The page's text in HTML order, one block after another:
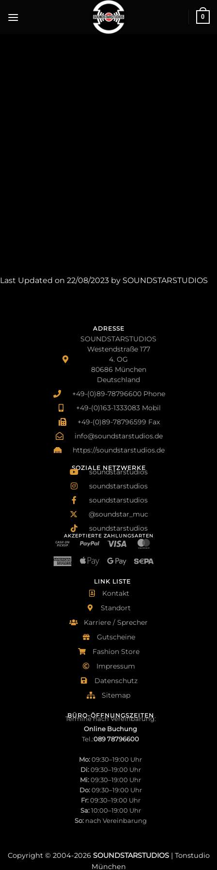
0
Last Updated on 22/08/2023 by SOUNDSTARSTUDIOS
BÜRO-ÖFFNUNGSZEITEN
Termine nach Vereinbarung:
Online Buchung
Tel.:089 78796600
Mo:09:30–19:00 Uhr
Di:09:30–19:00 Uhr
Mi:09:30–19:00 Uhr
Do:09:30–19:00 Uhr
Fr:09:30–19:00 Uhr
Sa:10:00–19:00 Uhr
So:nach Vereinbarung
LINK LISTE
Kontakt
Standort
Karriere / Sprecher
Gutscheine
Fashion Store
Impressum
Datenschutz
Sitemap
SOZIALE NETZWERKE
soundstarstudios
soundstarstudios
soundstarstudios
@soundstar_muc
soundstarstudios
AKZEPTIERTE ZAHLUNGSARTEN
ADRESSE
SOUNDSTARSTUDIOS
Westendstraße 177
4. OG
80686 München
Deutschland
+49-(0)89-78796600 Phone
+49-(0)163-1333083 Mobil
+49-(0)89-78796599 Fax
info@soundstarstudios.de
https://soundstarstudios.de
Copyright © 2004-2026 SOUNDSTARSTUDIOS| Tonstudio
München